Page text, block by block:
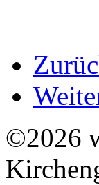
©2026